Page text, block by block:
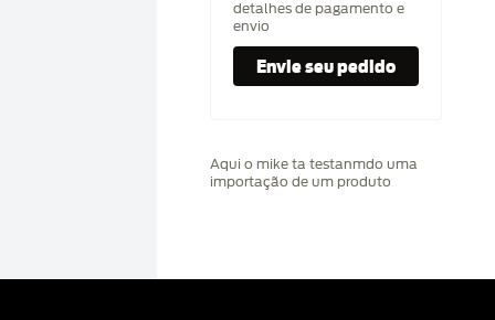
detalhes de pagamento e
envio
Aqui o mike ta testanmdo uma
importação de um produto